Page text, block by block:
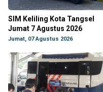
SIM Keliling Kota Tangsel
Jumat 7 Agustus 2026
Jumat, 07 Agustus 2026